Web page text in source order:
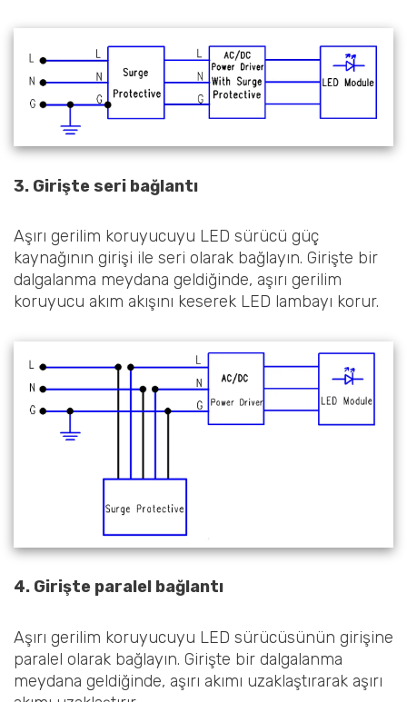
3. Girişte seri bağlantı
Aşırı gerilim koruyucuyu LED sürücü güç
kaynağının girişi ile seri olarak bağlayın. Girişte bir
dalgalanma meydana geldiğinde, aşırı gerilim
koruyucu akım akışını keserek LED lambayı korur.
4. Girişte paralel bağlantı
Aşırı gerilim koruyucuyu LED sürücüsünün girişine
paralel olarak bağlayın. Girişte bir dalgalanma
meydana geldiğinde, aşırı akımı uzaklaştırarak aşırı